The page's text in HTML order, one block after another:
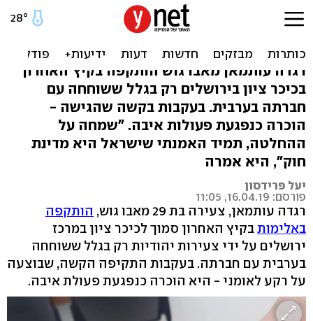
ערבייה שהותקפה הוכרה
כנפגעת פעולות איבה
רגדה עותמאן מאבו גוש הותקפה בקיץ האחרון
בכיכר ציון בירושלים רק בגלל ששוחחה עם
חברתה בערבית. בעקבות בקשה שהגישה -
הוכרה כנפגעת פעולות איבה. "שמחה על
ההחלטה, תמיד האמנתי שישראל היא מדינת
חוק", היא אמרה
יעל פרידסון
פורסם: 16.04.19, 11:05
רגדה עותמאן, צעירה בת 29 מאבו גוש,
הותקפה
באלימותבקיץ האחרון סמוך לכיכר ציון במרכז
ירושלים על ידי צעירות יהודיות רק בגלל ששוחחה
בערבית עם חברתה. בעקבות התקיפה הקשה, שבוצעה
על רקע לאומני - היא הוכרה כנפגעת פעולת איבה.